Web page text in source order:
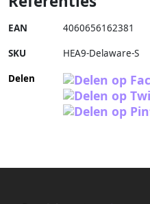
EAN 4060656162381
SKU HEA9-Delaware-S
Delen